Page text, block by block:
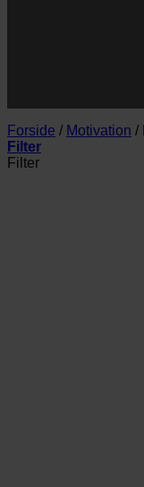
Forside / Motivation /
Filter
Filter